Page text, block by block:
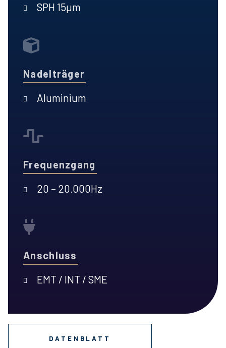
SPH 15µm
Nadelträger
Aluminium
Frequenzgang
20 – 20.000Hz
Anschluss
EMT / INT / SME
DATENBLATT